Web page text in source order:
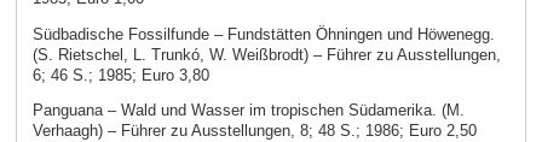
Südbadische Fossilfunde – Fundstätten Öhningen und Höwenegg.
(S. Rietschel, L. Trunkó, W. Weißbrodt) – Führer zu Ausstellungen,
6; 46 S.; 1985; Euro 3,80
Panguana – Wald und Wasser im tropischen Südamerika. (M.
Verhaagh) – Führer zu Ausstellungen, 8; 48 S.; 1986; Euro 2,50